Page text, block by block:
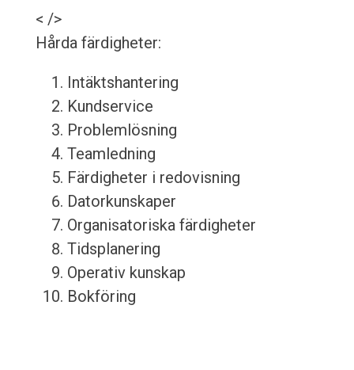
< />
Hårda färdigheter:
Intäktshantering
Kundservice
Problemlösning
Teamledning
Färdigheter i redovisning
Datorkunskaper
Organisatoriska färdigheter
Tidsplanering
Operativ kunskap
Bokföring